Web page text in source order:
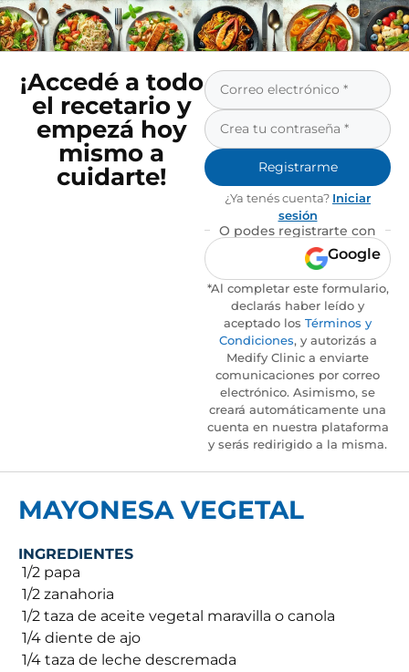
¡Accedé a todo
el recetario y
empezá hoy
mismo a
cuidarte!
Registrarme
¿Ya tenés cuenta? Iniciar
sesión
O podes registrarte con
Google
*Al completar este formulario,
declarás haber leído y
aceptado los Términos y
Condiciones, y autorizás a
Medify Clinic a enviarte
comunicaciones por correo
electrónico. Asimismo, se
creará automáticamente una
cuenta en nuestra plataforma
y serás redirigido a la misma.
MAYONESA VEGETAL
INGREDIENTES
 1/2 papa
 1/2 zanahoria
 1/2 taza de aceite vegetal maravilla o canola
 1/4 diente de ajo
 1/4 taza de leche descremada